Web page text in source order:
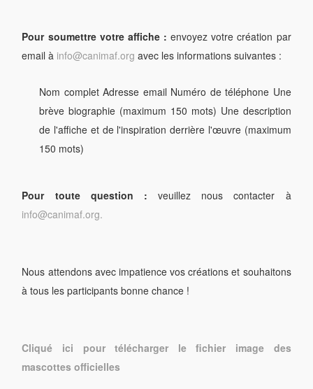
Pour soumettre votre affiche : envoyez votre création par
email à info@canimaf.org avec les informations suivantes :
Nom complet Adresse email Numéro de téléphone Une
brève biographie (maximum 150 mots) Une description
de l'affiche et de l'inspiration derrière l'œuvre (maximum
150 mots)
Pour toute question : veuillez nous contacter à
info@canimaf.org.
Nous attendons avec impatience vos créations et souhaitons
à tous les participants bonne chance !
Cliqué ici pour télécharger le fichier image des
mascottes officielles